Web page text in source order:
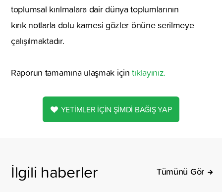
toplumsal kırılmalara dair dünya toplumlarının
kırık notlarla dolu karnesi gözler önüne serilmeye
çalışılmaktadır.
Raporun tamamına ulaşmak içintıklayınız.
YETİMLER İÇİN ŞİMDİ BAĞIŞ YAP
İlgili haberler Tümünü Gör